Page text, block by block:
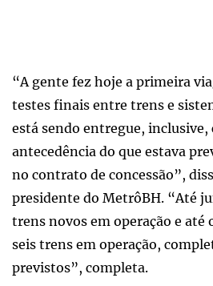
“A gente fez hoje a primeira
testes finais entre trens e
está sendo entregue, inclusive,
antecedência do que estava
no contrato de concessão”,
presidente do MetrôBH. “Até
trens novos em operação e até
seis trens em operação,
previstos”, completa.